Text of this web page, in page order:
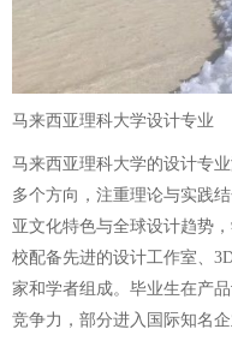
马来西亚理科大学设计专业
马来西亚理科大学的设计专
多个方向，注重理论与实践
亚文化特色与全球设计趋势
校配备先进的设计工作室、
家和学者组成。毕业生在产
竞争力，部分进入国际知名